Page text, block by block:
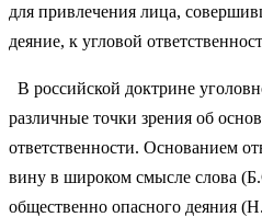
для привлечения лица,
деяние, к угловой
В российской доктрине
различные точки зрения об
ответственности. Основанием
вину в широком смысле слова
общественно опасного деяния